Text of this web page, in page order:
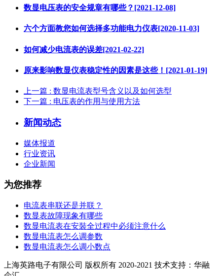
数显电压表的安全规章有哪些？[2021-12-08]
六个方面教您如何选择多功能电力仪表[2020-11-03]
如何减少电流表的误差[2021-02-22]
原来影响数显仪表稳定性的因素是这些！[2021-01-19]
上一篇 : 数显电流表型号含义以及如何选型
下一篇 : 电压表的作用与使用方法
新闻动态
媒体报道
行业资讯
企业新闻
为您推荐
电流表串联还是并联？
数显表故障现象有哪些
数显电流表在安裝全过程中必须注意什么
数显电流表怎么调参数
数显电流表怎么调小数点
上海英路电子有限公司 版权所有 2020-2021 技术支持：华融